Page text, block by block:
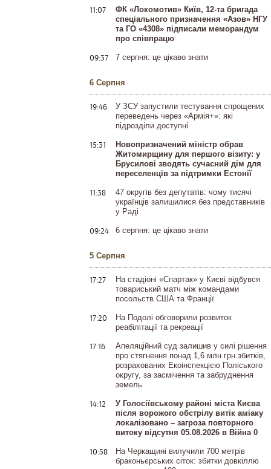
11:07
ФК «Локомотив» Київ, 12-та бригада
спеціального призначення «Азов» НГУ
та ГО «4308» підписали меморандум
про співпрацю
09:37 7 серпня: це цікаво знати
6 Серпня
19:46
У ЗСУ запустили тестування спрощених
переведень через «Армія+»: які
підрозділи доступні
15:31
Новопризначений міністр обрав
Житомирщину для першого візиту: у
Брусилові зводять сучасний дім для
переселенців за підтримки Естонії
11:38
47 округів без депутатів: чому тисячі
українців залишилися без представників
у Раді
09:24 6 серпня: це цікаво знати
5 Серпня
17:27
На стадіоні «Спартак» у Києві відбувся
товариський матч між командами
посольств США та Франції
17:20
На Подолі обговорили розвиток
реабілітації та рекреації
17:16
Апеляційний суд залишив у силі рішення
про стягнення понад 1,6 млн грн збитків,
розрахованих Екоінспекцією Поліського
округу, за засмічення та забруднення
земель
14:12
У Голосіївському районі міста Києва
після ворожого обстрілу витік аміаку
локалізовано – загроза повторного
витоку відсутня 05.08.2026 в Війна 0
10:58
На Черкащині вилучили 700 метрів
браконьєрських сіток: збитки довкіллю